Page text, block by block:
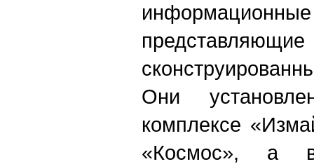
Они
комплексе
«Космос», а